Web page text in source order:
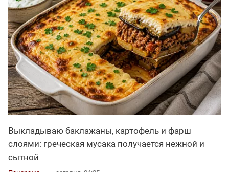
Выкладываю баклажаны, картофель и фарш
слоями: греческая мусака получается нежной и
сытной